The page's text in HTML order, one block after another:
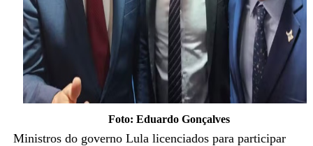
Foto: Eduardo Gonçalves
Ministros do governo Lula licenciados para participar